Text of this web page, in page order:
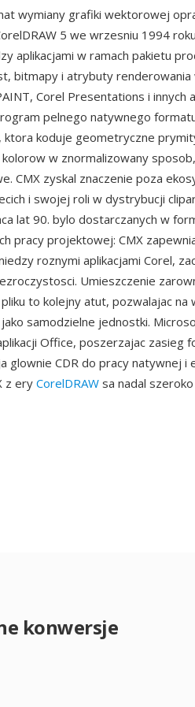
wymiany grafiki wektorowej
5 we wrzesniu 1994
aplikacjami w ramach pakietu
bitmapy i atrybuty
Corel Presentations i innych
pelnego natywnego
koduje geometryczne
w znormalizowany
CMX zyskal znaczenie poza
i swojej roli w dystrybucji
lat 90. bylo dostarczanych w
pracy projektowej: CMX
roznymi aplikacjami Corel,
Umieszczenie
to kolejny atut, pozwalajac na
samodzielne jednostki.
Office, poszerzajac zasieg
glownie CDR do pracy natywnej i
z ery CorelDRAW sa nadal
konwersje